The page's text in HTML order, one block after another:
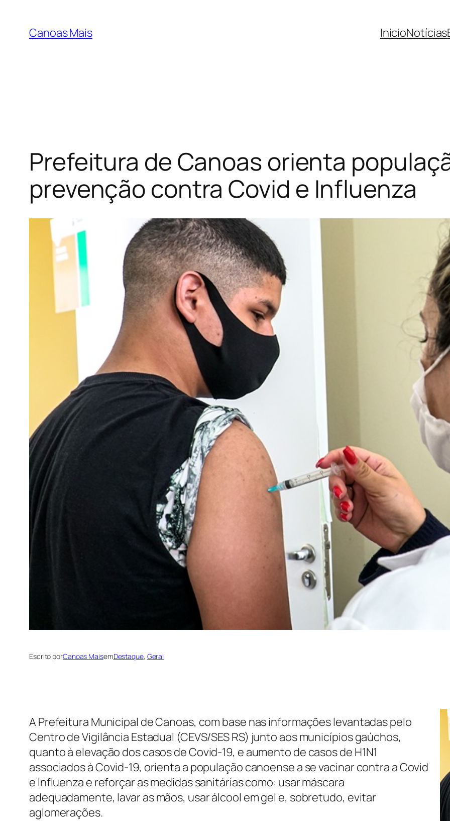
Canoas Mais InícioNotícias
Prefeitura de Canoas orienta
prevenção contra Covid e Influenza
Escrito porCanoas MaisemDestaque, Geral
A Prefeitura Municipal de Canoas, com base nas informações levantadas pelo
Centro de Vigilância Estadual (CEVS/SES RS) junto aos municípios gaúchos,
quanto à elevação dos casos de Covid-19, e aumento de casos de H1N1
associados à Covid-19, orienta a população canoense a se vacinar contra a Covid
e Influenza e reforçar as medidas sanitárias como: usar máscara
adequadamente, lavar as mãos, usar álcool em gel e, sobretudo, evitar
aglomerações.